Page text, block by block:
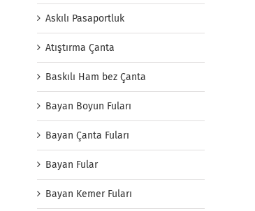
Askılı Pasaportluk
Atıştırma Çanta
Baskılı Ham bez Çanta
Bayan Boyun Fuları
Bayan Çanta Fuları
Bayan Fular
Bayan Kemer Fuları